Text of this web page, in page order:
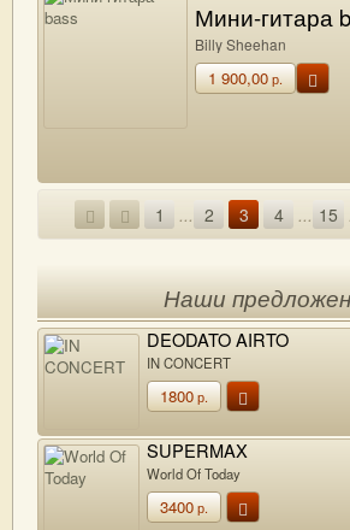
Мини-гитара
Billy Sheehan
1 900,00р.
1 ... 2 3 4 ... 15
Наши
DEODATO AIRTO
IN CONCERT
1800р.
SUPERMAX
World Of Today
3400р.